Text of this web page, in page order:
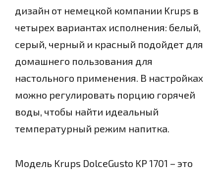
дизайн от немецкой компании Krups в
четырех вариантах исполнения: белый,
серый, черный и красный подойдет для
домашнего пользования для
настольного применения. В настройках
можно регулировать порцию горячей
воды, чтобы найти идеальный
температурный режим напитка.
Модель Krups DolceGusto KP 1701 – это